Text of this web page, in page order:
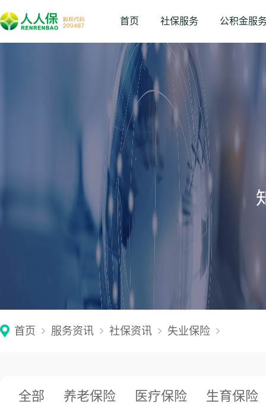
首页 社保服务 公积金服
首页 服务资讯 社保资讯 失业保险
全部 养老保险 医疗保险 生育保险